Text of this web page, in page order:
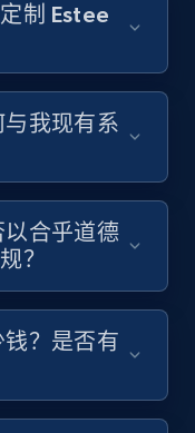
制 Estee
我现有系
合乎道德
？
？是否有